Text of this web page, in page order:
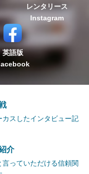
レンタリース
Instagram
英語版
スしたインタビュー記
介
言っていただける信頼関